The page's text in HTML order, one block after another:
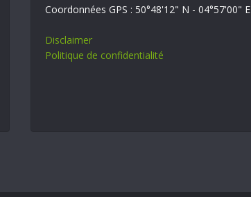
Coordonnées GPS : 50°48'12" N - 04°57'00" E
Disclaimer
Politique de confidentialité